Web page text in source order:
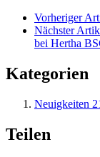
Vorheriger
Nächster
bei Hertha
Kategorien
Neuigkeiten
Teilen